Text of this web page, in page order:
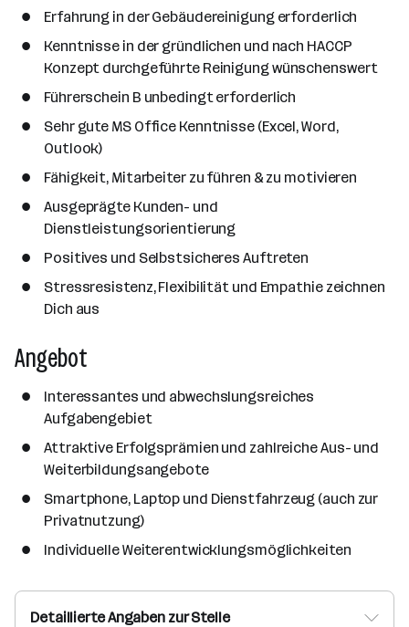
Erfahrung in der Gebäudereinigung erforderlich
Kenntnisse in der gründlichen und nach HACCP
Konzept durchgeführte Reinigung wünschenswert
Führerschein B unbedingt erforderlich
Sehr gute MS Office Kenntnisse (Excel, Word,
Outlook)
Fähigkeit, Mitarbeiter zu führen & zu motivieren
Ausgeprägte Kunden- und
Dienstleistungsorientierung
Positives und Selbstsicheres Auftreten
Stressresistenz, Flexibilität und Empathie zeichnen
Dich aus
Angebot
Interessantes und abwechslungsreiches
Aufgabengebiet
Attraktive Erfolgsprämien und zahlreiche Aus- und
Weiterbildungsangebote
Smartphone, Laptop und Dienstfahrzeug (auch zur
Privatnutzung)
Individuelle Weiterentwicklungsmöglichkeiten
Detaillierte Angaben zur Stelle